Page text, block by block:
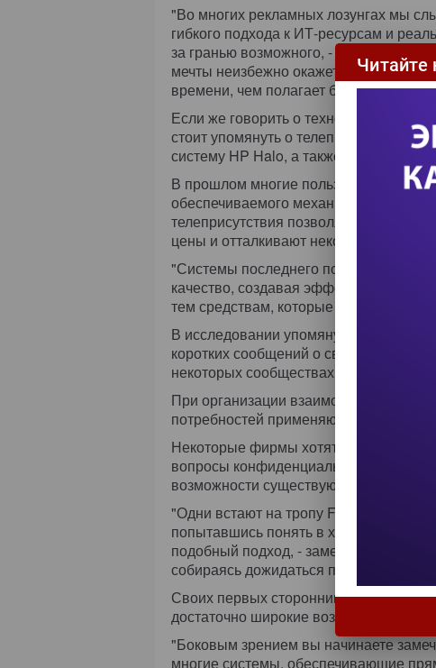
"Во многих рекламных лозунгах мы
гибкого подхода к ИТ-ресурсам и
за гранью возможного, - подчеркнула
мечты неизбежно окажется труднее,
времени, чем полагает большинство
Если же говорить о технологии,
стоит упомянуть о телеприсутствии.
систему HP Halo, а также решения,
В прошлом многие пользователи
обеспечиваемого механизмами
телеприсутствия позволяют добиться
цены и отталкивают некоторые
"Системы последнего поколения
качество, создавая эффект
тем средствам, которые поставлялись
В исследовании упомянуты также
коротких сообщений о своей текущей
некоторых сообществах.
При организации взаимодействия
потребностей применяют разные
Некоторые фирмы хотят получить
вопросы конфиденциальности и
возможности существующих Internet-
"Одни встают на тропу Facebook или
попытавшись понять в ходе
подобный подход, - заметила Фенн. -
собираясь дожидаться появления
Своих первых сторонников
достаточно широкие возможности для
"Боковым зрением вы начинаете
многие системы, обеспечивающие
Читайте